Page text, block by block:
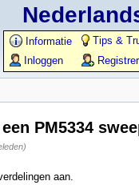
Informatie
Tips &
Inloggen
PM5334
aan.